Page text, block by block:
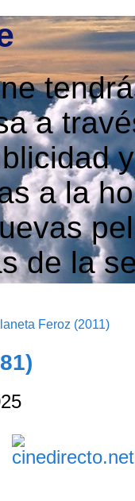
a
a la
de la
Feroz (2011)